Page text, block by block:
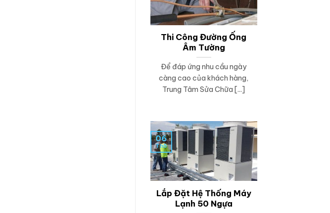
Thi Công Đường Ống
Âm Tường
Để đáp ứng nhu cầu ngày
càng cao của khách hàng,
Trung Tâm Sửa Chữa [...]
Lắp Đặt Hệ Thống Máy
Lạnh 50 Ngựa
06
Th5